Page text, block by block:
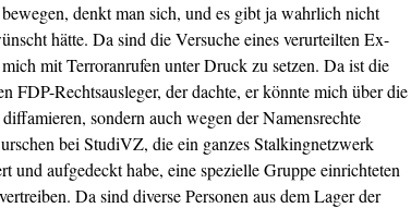
denkt man sich, und es gibt ja wahrlich nicht
hätte. Da sind die Versuche eines verurteilten Ex-
mit Terroranrufen unter Druck zu setzen. Da ist die
FDP-Rechtsausleger, der dachte, er könnte mich über die
sondern auch wegen der Namensrechte
bei StudiVZ, die ein ganzes Stalkingnetzwerk
und aufgedeckt habe, eine spezielle Gruppe einrichteten
Da sind diverse Personen aus dem Lager der